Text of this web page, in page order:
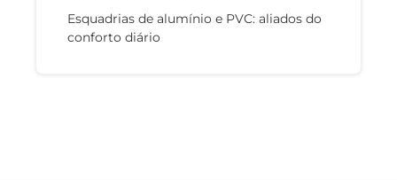
Esquadrias de alumínio e PVC: aliados do
conforto diário